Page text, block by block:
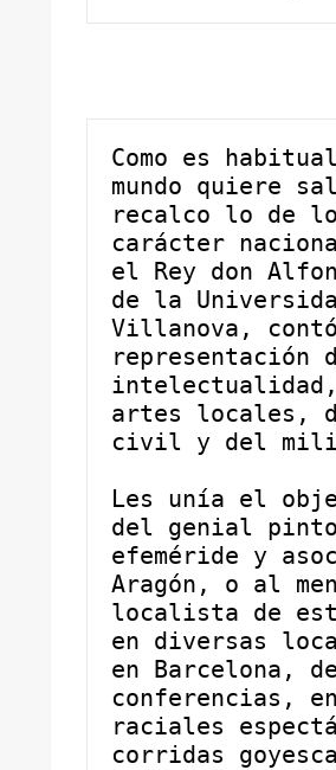
Como es
mundo quiere
recalco lo de
carácter
el Rey don
de la
Villanova,
artes locales,
civil y del
Les unía el
del genial
efeméride y
Aragón, o al
localista de
en diversas
en Barcelona,
conferencias,
raciales
corridas